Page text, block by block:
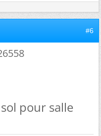
#6
pour salle